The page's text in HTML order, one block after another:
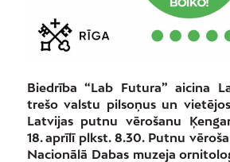
Biedrība “Lab Futura” aicina
trešo valstu pilsoņus un
Latvijas putnu vērošanu
18. aprīlī plkst. 8.30. Putnu
Nacionālā Dabas muzeja